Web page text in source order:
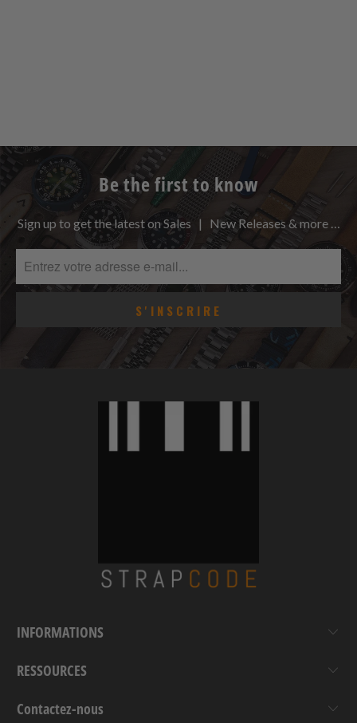
Be the first to know
Sign up to get the latest on Sales | New Releases & more …
INFORMATIONS
RESSOURCES
Contactez-nous